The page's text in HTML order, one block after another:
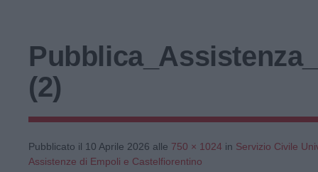
(2)
Pubblicato il 10 Aprile 2026 alle 750 × 1024 in Servizio Civile
Assistenze di Empoli e Castelfiorentino